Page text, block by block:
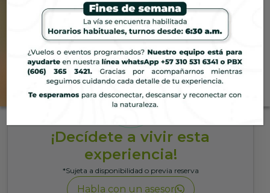
Ecoparque
Experiencia de aves
Una experiencia guiada para
iniciarte en el avistamiento de
biodiversidad de nuestro
entorno.
¡Decídete a vivir esta
experiencia!
*Sujeta a disponibilidad o previa reserva
Habla con un asesor